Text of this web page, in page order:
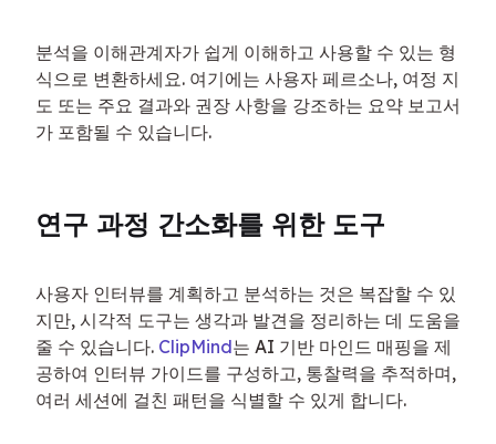
분석을 이해관계자가 쉽게 이해하고 사용할 수 있는 형
식으로 변환하세요. 여기에는 사용자 페르소나, 여정 지
도 또는 주요 결과와 권장 사항을 강조하는 요약 보고서
가 포함될 수 있습니다.
연구 과정 간소화를 위한 도구
사용자 인터뷰를 계획하고 분석하는 것은 복잡할 수 있
지만, 시각적 도구는 생각과 발견을 정리하는 데 도움을
줄 수 있습니다. ClipMind는 AI 기반 마인드 매핑을 제
공하여 인터뷰 가이드를 구성하고, 통찰력을 추적하며,
여러 세션에 걸친 패턴을 식별할 수 있게 합니다.